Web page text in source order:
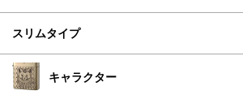
スリムタイプ
キャラクター